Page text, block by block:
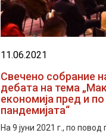
11.06.2021
Свечено собрание
дебата на тема
економија пред и по
пандемијата“
На 9 јуни 2021 г., по